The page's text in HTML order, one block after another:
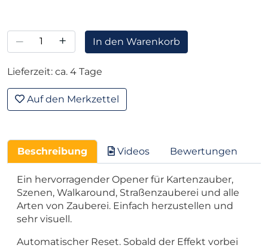
– + In den Warenkorb
Lieferzeit: ca. 4 Tage
Auf den Merkzettel
Beschreibung Videos Bewertungen
Ein hervorragender Opener für Kartenzauber,
Szenen, Walkaround, Straßenzauberei und alle
Arten von Zauberei. Einfach herzustellen und
sehr visuell.
Automatischer Reset. Sobald der Effekt vorbei